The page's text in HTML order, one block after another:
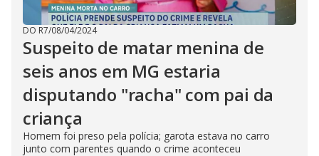
DO R7/08/04/2024
Suspeito de matar menina de
seis anos em MG estaria
disputando "racha" com pai da
criança
Homem foi preso pela polícia; garota estava no carro
junto com parentes quando o crime aconteceu